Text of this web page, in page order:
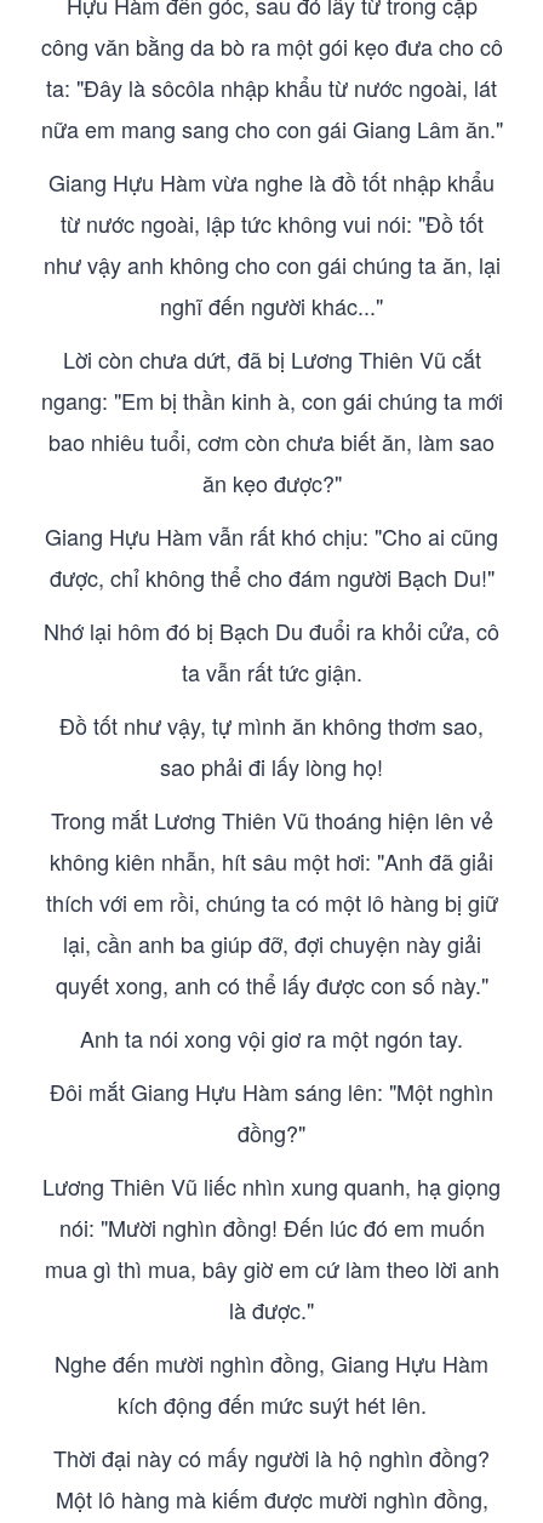
công văn bằng da bò ra một gói kẹo đưa cho cô
ta: "Đây là sôcôla nhập khẩu từ nước ngoài, lát
nữa em mang sang cho con gái Giang Lâm ăn."
Giang Hựu Hàm vừa nghe là đồ tốt nhập khẩu
từ nước ngoài, lập tức không vui nói: "Đồ tốt
như vậy anh không cho con gái chúng ta ăn, lại
nghĩ đến người khác..."
Lời còn chưa dứt, đã bị Lương Thiên Vũ cắt
ngang: "Em bị thần kinh à, con gái chúng ta mới
bao nhiêu tuổi, cơm còn chưa biết ăn, làm sao
ăn kẹo được?"
Giang Hựu Hàm vẫn rất khó chịu: "Cho ai cũng
được, chỉ không thể cho đám người Bạch Du!"
Nhớ lại hôm đó bị Bạch Du đuổi ra khỏi cửa, cô
ta vẫn rất tức giận.
Đồ tốt như vậy, tự mình ăn không thơm sao,
sao phải đi lấy lòng họ!
Trong mắt Lương Thiên Vũ thoáng hiện lên vẻ
không kiên nhẫn, hít sâu một hơi: "Anh đã giải
thích với em rồi, chúng ta có một lô hàng bị giữ
lại, cần anh ba giúp đỡ, đợi chuyện này giải
quyết xong, anh có thể lấy được con số này."
Anh ta nói xong vội giơ ra một ngón tay.
Đôi mắt Giang Hựu Hàm sáng lên: "Một nghìn
đồng?"
Lương Thiên Vũ liếc nhìn xung quanh, hạ giọng
nói: "Mười nghìn đồng! Đến lúc đó em muốn
mua gì thì mua, bây giờ em cứ làm theo lời anh
là được."
Nghe đến mười nghìn đồng, Giang Hựu Hàm
kích động đến mức suýt hét lên.
Thời đại này có mấy người là hộ nghìn đồng?
Một lô hàng mà kiếm được mười nghìn đồng,